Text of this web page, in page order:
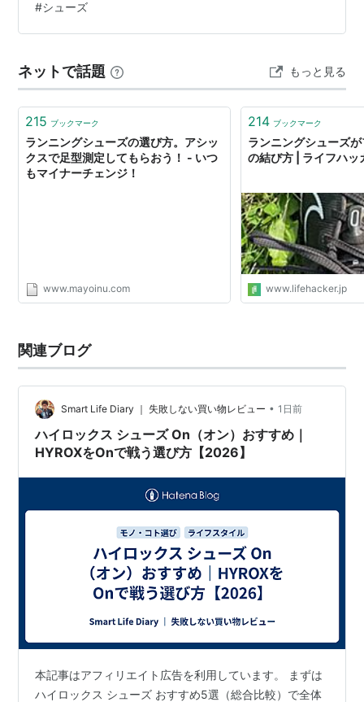
ぶならHOKAは"本命"ではありません。 それでも、HOKA
には他ブランドが真似しにくい明確な武器があります。
り切る」…
#シューズ
ネットで話題 もっと見る
215 ブックマーク
ランニングシューズの選び方。アシッ
クスで足型測定してもらおう！ - いつ
もマイナーチェンジ！
www.mayoinu.com
214 ブックマーク
ランニングシューズ
の結び方 | ライフハッ
www.lifehacker.jp
関連ブログ
Smart Life Diary ｜ 失敗しない買い物レビュー • 1日前
ハイロックス シューズ On（オン）おすすめ｜
HYROXをOnで戦う選び方【2026】
本記事はアフィリエイト広告を利用しています。 まずは
ハイロックス シューズ おすすめ5選（総合比較）で全体